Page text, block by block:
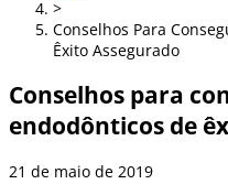
>
Conselhos Para
Êxito Assegurado
Conselhos para
endodônticos de
21 de maio de 2019